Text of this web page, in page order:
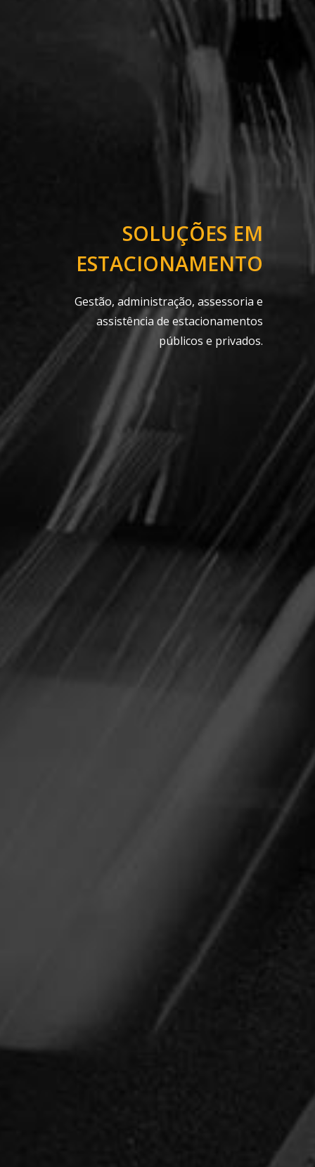
SOLUÇÕES EM
ESTACIONAMENTO
Gestão, administração, assessoria e
assistência de estacionamentos
públicos e privados.